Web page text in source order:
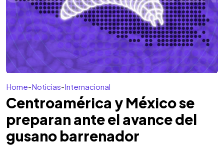
Home-Noticias-Internacional
Centroamérica y México se
preparan ante el avance del
gusano barrenador